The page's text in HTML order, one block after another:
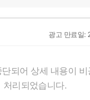
광고 만료일:
되어 상세 내용이 비
처리되었습니다.